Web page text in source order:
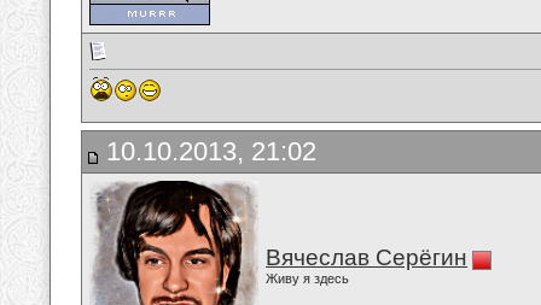
10.10.2013, 21:02
Вячеслав Серёгин
Живу я здесь